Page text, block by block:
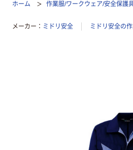
ホーム 作業服/ワークウェア/安全保護
メーカー ミドリ安全 ミドリ安全の